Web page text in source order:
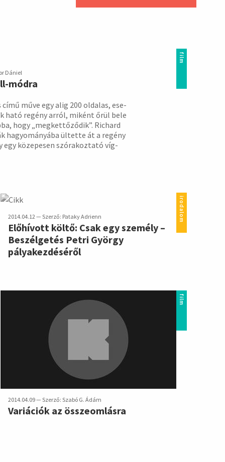
film
Dániel
módra
műve egy alig 200 oldalas, ese­
ható regény arról, miként őrül bele
hogy „meg­kettő­ződik”. Richard
hagyo­má­nyába ültette át a regény
egy köze­pesen szóra­koz­tató víg­
irodalom
2014.04.12 — Szerző: Pataky Adrienn
Előhívott költő: Csak egy személy –
Beszélgetés Petri György
pályakezdéséről
film
2014.04.09 — Szerző: Szabó G. Ádám
Variációk az összeomlásra